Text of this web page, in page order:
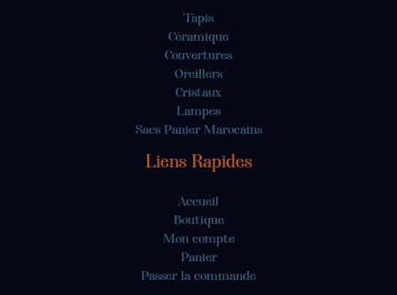
Tapis
Céramique
Couvertures
Oreillers
Cristaux
Lampes
Sacs Panier Marocains
Liens Rapides
Accueil
Boutique
Mon compte
Panier
Passer la commande